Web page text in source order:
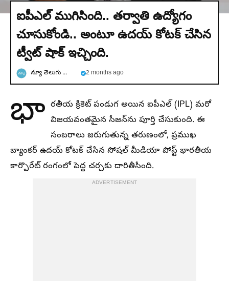
ఐపీఎల్ ముగిసింది.. తర్వాతి ఉద్యోగం
చూసుకోండి.. అంటూ ఉదయ్ కోటక్ చేసిన
ట్వీట్ షాక్ ఇచ్చింది.
న్యూ తెలుగు న్యూస్ 2 months ago
భా రతీయ క్రికెట్ పండుగ అయిన ఐపీఎల్ (IPL) మరో
విజయవంతమైన సీజన్‌ను పూర్తి చేసుకుంది. ఈ
సంబరాలు జరుగుతున్న తరుణంలో, ప్రముఖ
బ్యాంకర్ ఉదయ్ కోటక్ చేసిన సోషల్ మీడియా పోస్ట్ భారతీయ
కార్పొరేట్ రంగంలో పెద్ద చర్చకు దారితీసింది.
ADVERTISEMENT